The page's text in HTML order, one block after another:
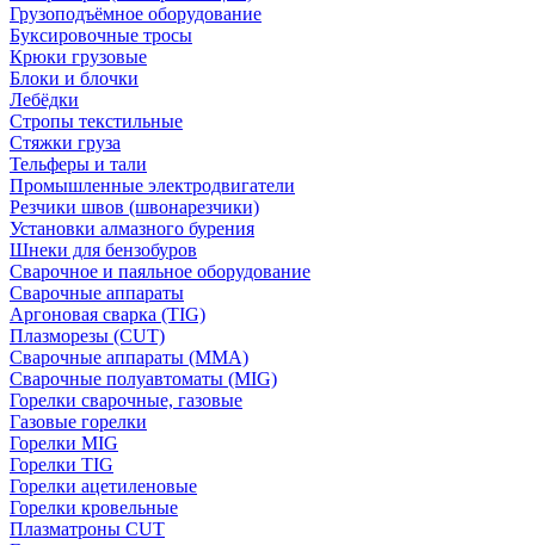
Грузоподъёмное оборудование
Буксировочные тросы
Крюки грузовые
Блоки и блочки
Лебёдки
Стропы текстильные
Стяжки груза
Тельферы и тали
Промышленные электродвигатели
Резчики швов (швонарезчики)
Установки алмазного бурения
Шнеки для бензобуров
Сварочное и паяльное оборудование
Сварочные аппараты
Аргоновая сварка (TIG)
Плазморезы (CUT)
Сварочные аппараты (MMA)
Сварочные полуавтоматы (MIG)
Горелки сварочные, газовые
Газовые горелки
Горелки MIG
Горелки TIG
Горелки ацетиленовые
Горелки кровельные
Плазматроны CUT